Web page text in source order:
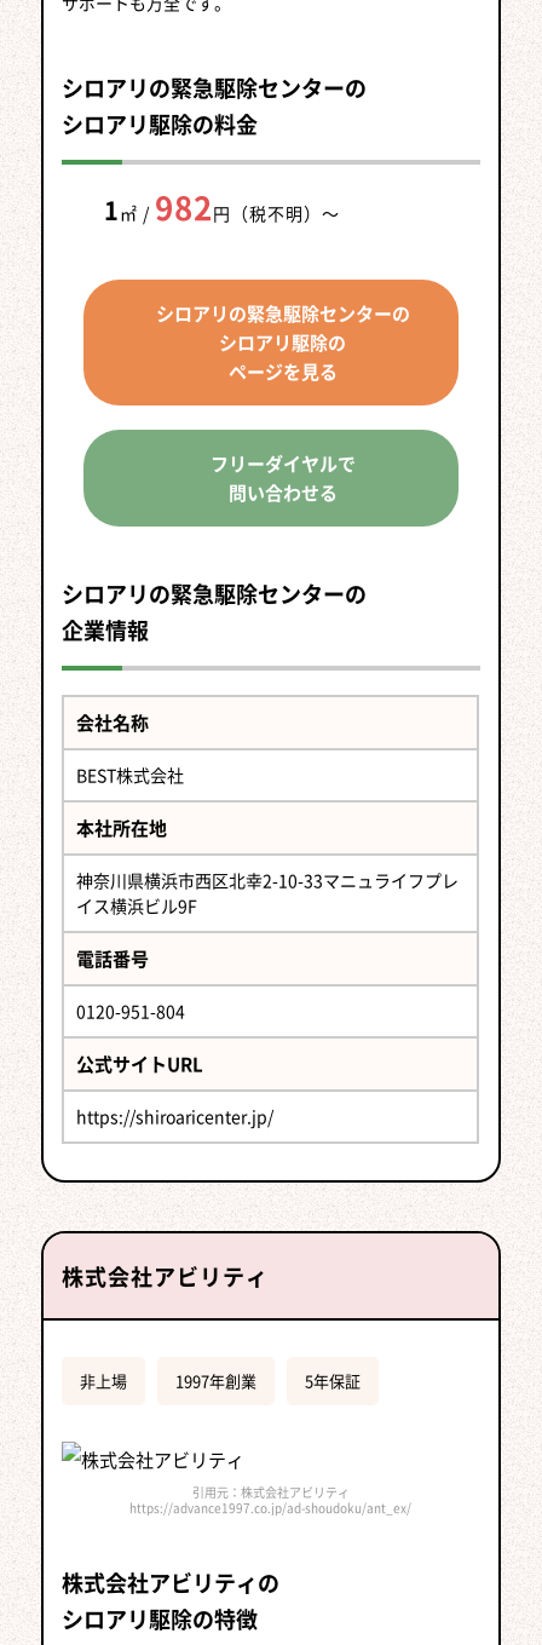
シロアリの緊急駆除センターの
シロアリ駆除の料金
1㎡ / 982円（税不明）～
シロアリの緊急駆除センターの
シロアリ駆除の
ページを見る
フリーダイヤルで
問い合わせる
シロアリの緊急駆除センターの
企業情報
会社名称
BEST株式会社
本社所在地
神奈川県横浜市西区北幸2-10-33マニュライフプレ
イス横浜ビル9F
電話番号
0120-951-804
公式サイトURL
https://shiroaricenter.jp/
株式会社アビリティ
非上場 1997年創業 5年保証
引用元：株式会社アビリティ
https://advance1997.co.jp/ad-shoudoku/ant_ex/
株式会社アビリティの
シロアリ駆除の特徴